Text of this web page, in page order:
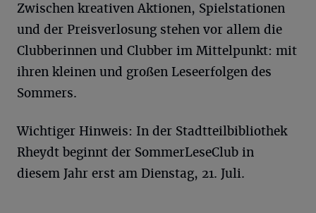
Zwischen kreativen Aktionen, Spielstationen
und der Preisverlosung stehen vor allem die
Clubberinnen und Clubber im Mittelpunkt: mit
ihren kleinen und großen Leseerfolgen des
Sommers.
Wichtiger Hinweis: In der Stadtteilbibliothek
Rheydt beginnt der SommerLeseClub in
diesem Jahr erst am Dienstag, 21. Juli.